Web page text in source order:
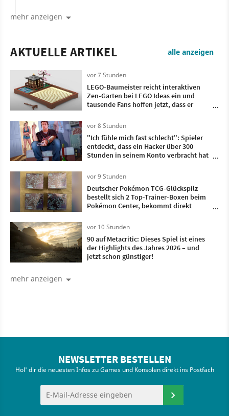
mehr anzeigen
AKTUELLE ARTIKEL alle anzeigen
vor 7 Stunden
LEGO-Baumeister reicht interaktiven
Zen-Garten bei LEGO Ideas ein und
tausende Fans hoffen jetzt, dass er
vor 8 Stunden
"Ich fühle mich fast schlecht": Spieler
entdeckt, dass ein Hacker über 300
Stunden in seinem Konto verbracht hat
vor 9 Stunden
Deutscher Pokémon TCG-Glückspilz
bestellt sich 2 Top-Trainer-Boxen beim
Pokémon Center, bekommt direkt
vor 10 Stunden
90 auf Metacritic: Dieses Spiel ist eines
der Highlights des Jahres 2026 – und
jetzt schon günstiger!
mehr anzeigen
NEWSLETTER BESTELLEN
Hol' dir die neuesten Infos zu Games und Konsolen direkt ins Postfach